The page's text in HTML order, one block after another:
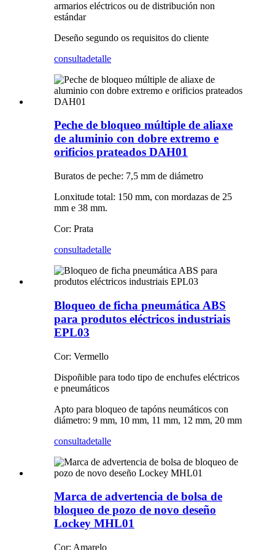
armarios eléctricos ou de distribución non
estándar
Deseño segundo os requisitos do cliente
consultadetalle
Peche de bloqueo múltiple de aliaxe
de aluminio con dobre extremo e
orificios prateados DAH01
Buratos de peche: 7,5 mm de diámetro
Lonxitude total: 150 mm, con mordazas de 25
mm e 38 mm.
Cor: Prata
consultadetalle
Bloqueo de ficha pneumática ABS
para produtos eléctricos industriais
EPL03
Cor: Vermello
Dispoñible para todo tipo de enchufes eléctricos
e pneumáticos
Apto para bloqueo de tapóns neumáticos con
diámetro: 9 mm, 10 mm, 11 mm, 12 mm, 20 mm
consultadetalle
Marca de advertencia de bolsa de
bloqueo de pozo de novo deseño
Lockey MHL01
Cor: Amarelo